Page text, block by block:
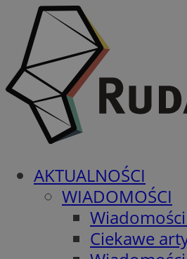
AKTUALNOŚCI
WIADOMOŚCI
Ciekawe